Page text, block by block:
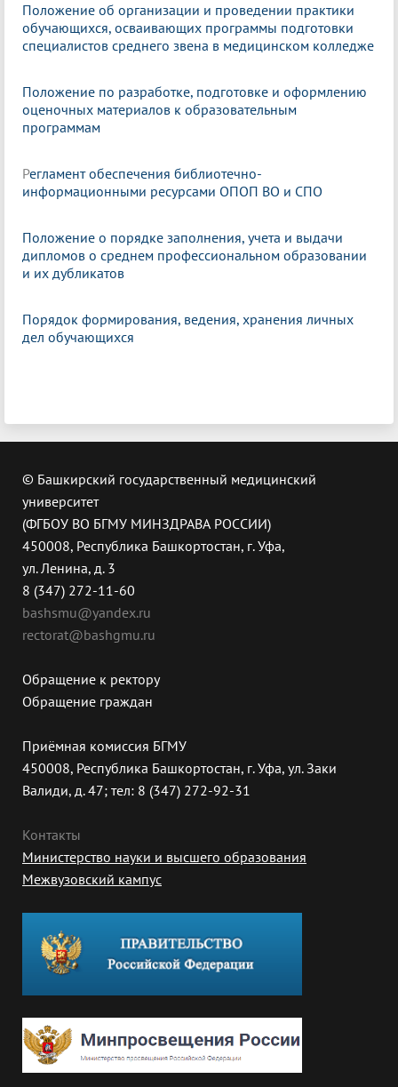
Положение об организации и проведении практики
обучающихся, осваивающих программы подготовки
специалистов среднего звена в медицинском колледже
Положение по разработке, подготовке и оформлению
оценочных материалов к образовательным
программам
Регламент обеспечения библиотечно-
информационными ресурсами ОПОП ВО и СПО
Положение о порядке заполнения, учета и выдачи
дипломов о среднем профессиональном образовании
и их дубликатов
Порядок формирования, ведения, хранения личных
дел обучающихся
© Башкирский государственный медицинский
университет
(ФГБОУ ВО БГМУ МИНЗДРАВА РОССИИ)
450008, Республика Башкортостан, г. Уфа,
ул. Ленина, д. 3
8 (347) 272-11-60
bashsmu@yandex.ru
rectorat@bashgmu.ru
Обращение к ректору
Обращение граждан
Приёмная комиссия БГМУ
450008, Республика Башкортостан, г. Уфа, ул. Заки
Валиди, д. 47; тел: 8 (347) 272-92-31
Контакты
Министерство науки и высшего образования
Межвузовский кампус